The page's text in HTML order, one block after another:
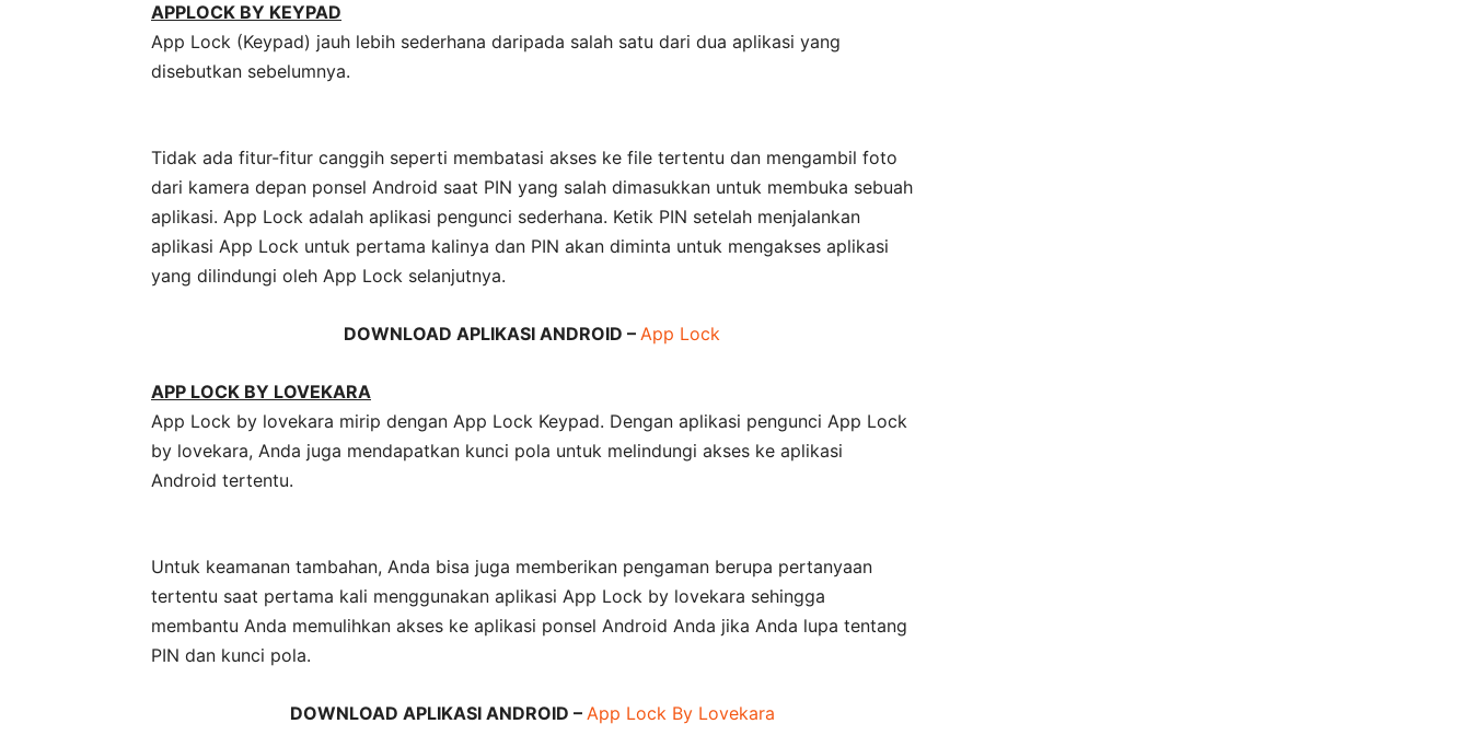
APPLOCK BY KEYPAD
App Lock (Keypad) jauh lebih sederhana daripada salah satu dari dua aplikasi yang
disebutkan sebelumnya.
Tidak ada fitur-fitur canggih seperti membatasi akses ke file tertentu dan mengambil foto
dari kamera depan ponsel Android saat PIN yang salah dimasukkan untuk membuka sebuah
aplikasi. App Lock adalah aplikasi pengunci sederhana. Ketik PIN setelah menjalankan
aplikasi App Lock untuk pertama kalinya dan PIN akan diminta untuk mengakses aplikasi
yang dilindungi oleh App Lock selanjutnya.
DOWNLOAD APLIKASI ANDROID – App Lock
APP LOCK BY LOVEKARA
App Lock by lovekara mirip dengan App Lock Keypad. Dengan aplikasi pengunci App Lock
by lovekara, Anda juga mendapatkan kunci pola untuk melindungi akses ke aplikasi
Android tertentu.
Untuk keamanan tambahan, Anda bisa juga memberikan pengaman berupa pertanyaan
tertentu saat pertama kali menggunakan aplikasi App Lock by lovekara sehingga
membantu Anda memulihkan akses ke aplikasi ponsel Android Anda jika Anda lupa tentang
PIN dan kunci pola.
DOWNLOAD APLIKASI ANDROID – App Lock By Lovekara